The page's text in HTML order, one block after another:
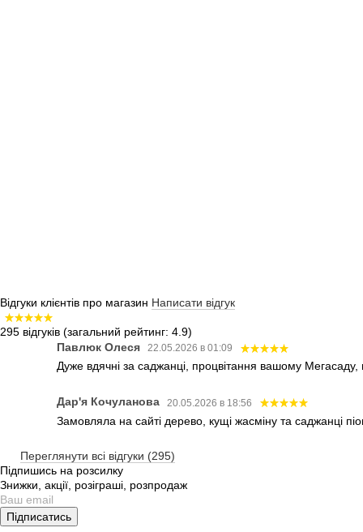
Відгуки клієнтів про магазин Написати відгук
295 відгуків (загальний рейтинг: 4.9)
Павлюк Олеся
22.05.2026 в 01:09
Дуже вдячні за саджанці, процвітання вашому
Дар'я Кочуланова 20.05.2026 в 18:56
Замовляла на сайті дерево, кущі жасміну та саджанці
Переглянути всі відгуки (295)
Підпишись на розсилку
Знижки, акції, розіграші, розпродаж
Підписатись